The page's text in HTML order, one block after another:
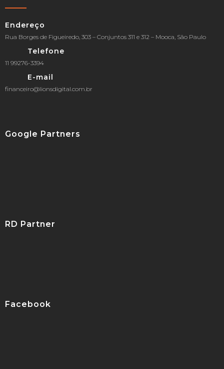
Endereço
Rua Borges de Figueiredo, 303 – Conjuntos 311 e 312 – Mooca, São Paulo
Telefone
11 99276-3394
E-mail
financeiro@lionsdigital.com.br
Google Partners
RD Partner
Facebook